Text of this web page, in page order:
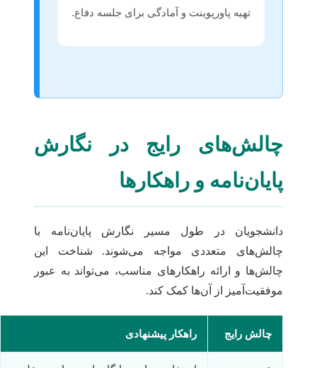
تهیه پاورپوینت و آمادگی برای جلسه دفاع.
چالش‌های رایج در نگارش
پایان‌نامه و راهکارها
دانشجویان در طول مسیر نگارش پایان‌نامه با
چالش‌های متعددی مواجه می‌شوند. شناخت این
چالش‌ها و ارائه راهکارهای مناسب، می‌تواند به عبور
موفقیت‌آمیز از آن‌ها کمک کند.
چالش رایج راهکار پیشنهادی